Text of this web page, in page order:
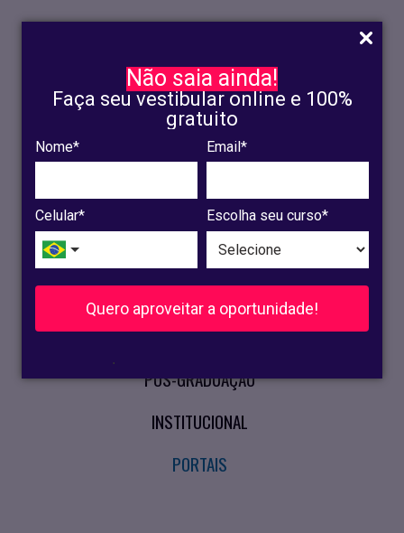
Não saia ainda!
Faça seu vestibular online e 100%
gratuito
Nome* Email*
Celular* Escolha seu curso*
Quero aproveitar a oportunidade!
.
INSCRIÇÃO
OLINDA
RECIFE
VESTIBULAR
CURSOS PRESENCIAIS
PÓS-GRADUAÇÃO
INSTITUCIONAL
PORTAIS